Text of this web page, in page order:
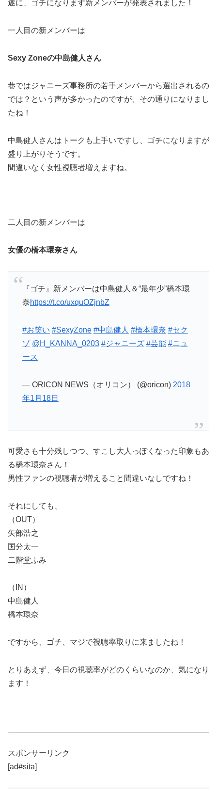
遂に、ゴチになります新メンバーが発表されました！
一人目の新メンバーは
Sexy Zoneの中島健人 さん
巷ではジャニーズ事務所の若手メンバーから選出されるの
では？という声が多かったのですが、その通りになりまし
たね！
中島健人さんはトークも上手いですし、ゴチになりますが
盛り上がりそうです。
間違いなく女性視聴者増えますね。
二人目の新メンバーは
女優の橋本環奈さん
『ゴチ』新メンバーは中島健人＆“最年少”橋本環
奈https://t.co/uxquOZjnbZ
#お笑い #SexyZone #中島健人 #橋本環奈 #セク
ゾ @H_KANNA_0203 #ジャニーズ #芸能 #ニュ
ース
— ORICON NEWS（オリコン） (@oricon) 2018
年1月18日
可愛さも十分残しつつ、すこし大人っぽくなった印象もあ
る橋本環奈さん！
男性ファンの視聴者が増えること間違いなしですね！
それにしても、
（OUT）
矢部浩之
国分太一
二階堂ふみ
（IN）
中島健人
橋本環奈
ですから、ゴチ、マジで視聴率取りに来ましたね！
とりあえず、今日の視聴率がどのくらいなのか、気になり
ます！
スポンサーリンク
[ad#sita]